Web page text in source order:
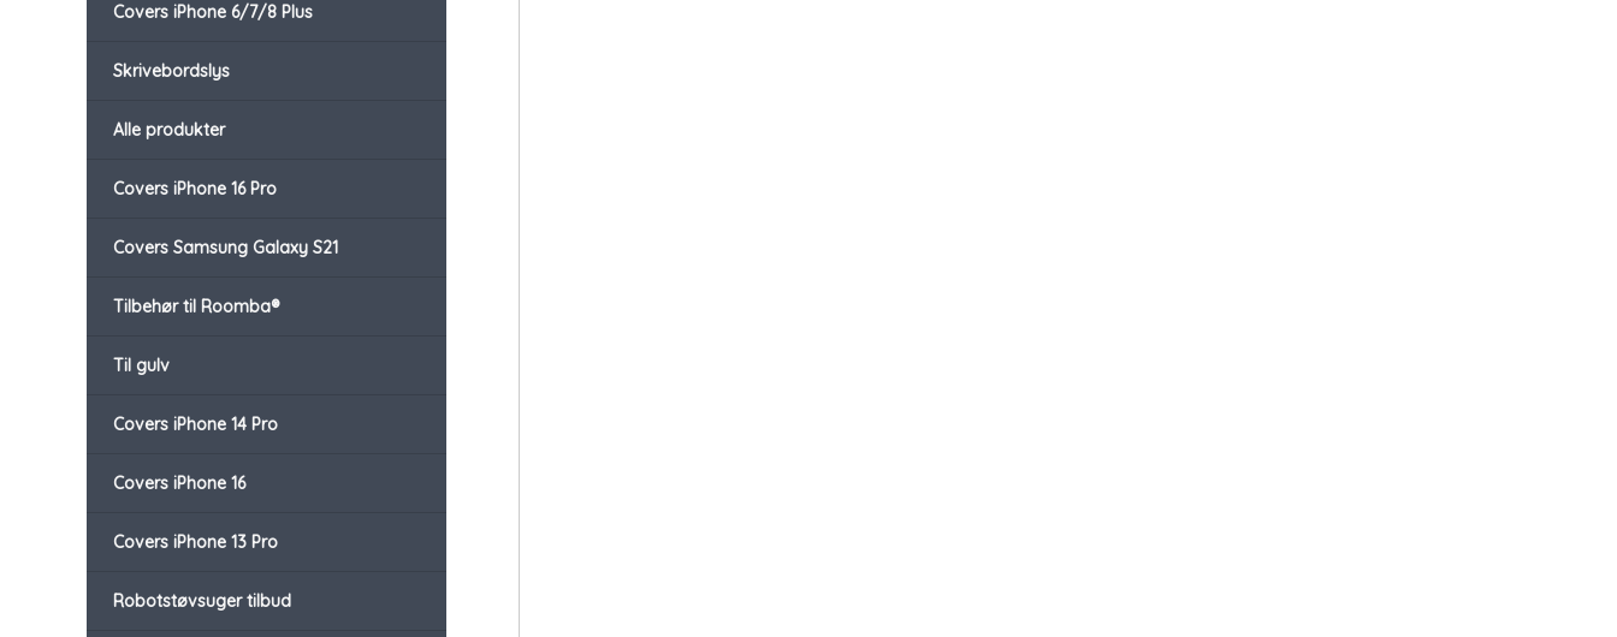
Covers iPhone 6/7/8 Plus
Skrivebordslys
Alle produkter
Covers iPhone 16 Pro
Covers Samsung Galaxy S21
Tilbehør til Roomba®
Til gulv
Covers iPhone 14 Pro
Covers iPhone 16
Covers iPhone 13 Pro
Robotstøvsuger tilbud